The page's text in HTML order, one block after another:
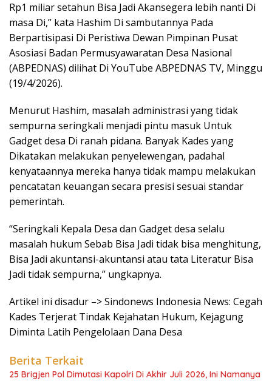
Rp1 miliar setahun Bisa Jadi Akansegera lebih nanti Di
masa Di,” kata Hashim Di sambutannya Pada
Berpartisipasi Di Peristiwa Dewan Pimpinan Pusat
Asosiasi Badan Permusyawaratan Desa Nasional
(ABPEDNAS) dilihat Di YouTube ABPEDNAS TV, Minggu
(19/4/2026).
Menurut Hashim, masalah administrasi yang tidak
sempurna seringkali menjadi pintu masuk Untuk
Gadget desa Di ranah pidana. Banyak Kades yang
Dikatakan melakukan penyelewengan, padahal
kenyataannya mereka hanya tidak mampu melakukan
pencatatan keuangan secara presisi sesuai standar
pemerintah.
“Seringkali Kepala Desa dan Gadget desa selalu
masalah hukum Sebab Bisa Jadi tidak bisa menghitung,
Bisa Jadi akuntansi-akuntansi atau tata Literatur Bisa
Jadi tidak sempurna,” ungkapnya.
Artikel ini disadur –> Sindonews Indonesia News: Cegah
Kades Terjerat Tindak Kejahatan Hukum, Kejagung
Diminta Latih Pengelolaan Dana Desa
Berita Terkait
25 Brigjen Pol Dimutasi Kapolri Di Akhir Juli 2026, Ini Namanya